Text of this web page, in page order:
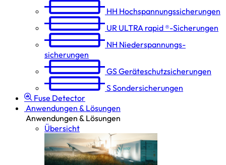
HH Hochspannungs­sicherungen
UR ULTRA rapid ®-Sicherungen
NH Niederspannungs­
sicherungen
GSGeräteschutz­sicherungen
SSondersicherungen
Fuse Detector
Anwendungen & Lösungen
Anwendungen & Lösungen
Übersicht